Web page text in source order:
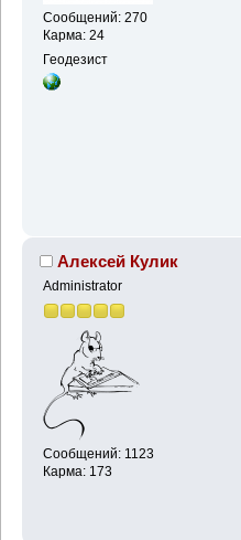
Сообщений: 270
Карма: 24
Геодезист
Алексей Кулик
Administrator
Сообщений: 1123
Карма: 173